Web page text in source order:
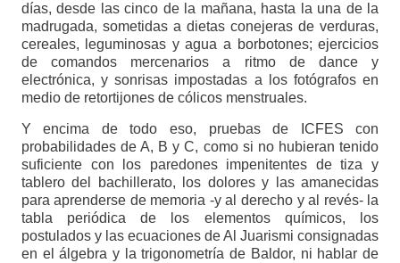
días, desde las cinco de la mañana, hasta la una de la
madrugada, sometidas a dietas conejeras de verduras,
cereales, leguminosas y agua a borbotones; ejercicios
de comandos mercenarios a ritmo de dance y
electrónica, y sonrisas impostadas a los fotógrafos en
medio de retortijones de cólicos menstruales.
Y encima de todo eso, pruebas de ICFES con
probabilidades de A, B y C, como si no hubieran tenido
suficiente con los paredones impenitentes de tiza y
tablero del bachillerato, los dolores y las amanecidas
para aprenderse de memoria -y al derecho y al revés- la
tabla periódica de los elementos químicos, los
postulados y las ecuaciones de Al Juarismi consignadas
en el álgebra y la trigonometría de Baldor, ni hablar de